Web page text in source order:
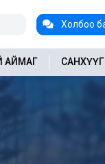
Холбоо
АЙМАГ